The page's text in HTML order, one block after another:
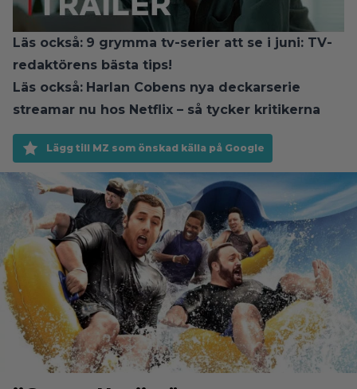
Läs också: 9 grymma tv-serier att se i juni: TV-
redaktörens bästa tips!
Läs också: Harlan Cobens nya deckarserie
streamar nu hos Netflix – så tycker kritikerna
Lägg till MZ som önskad källa på Google